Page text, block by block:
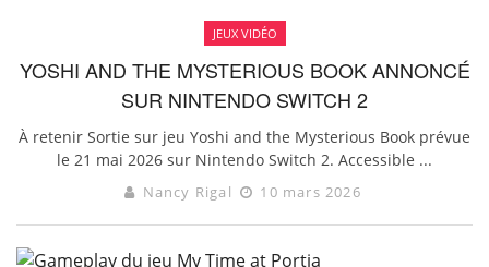
JEUX VIDÉO
YOSHI AND THE MYSTERIOUS BOOK ANNONCÉ
SUR NINTENDO SWITCH 2
À retenir Sortie sur jeu Yoshi and the Mysterious Book prévue
le 21 mai 2026 sur Nintendo Switch 2. Accessible ...
Nancy Rigal 10 mars 2026